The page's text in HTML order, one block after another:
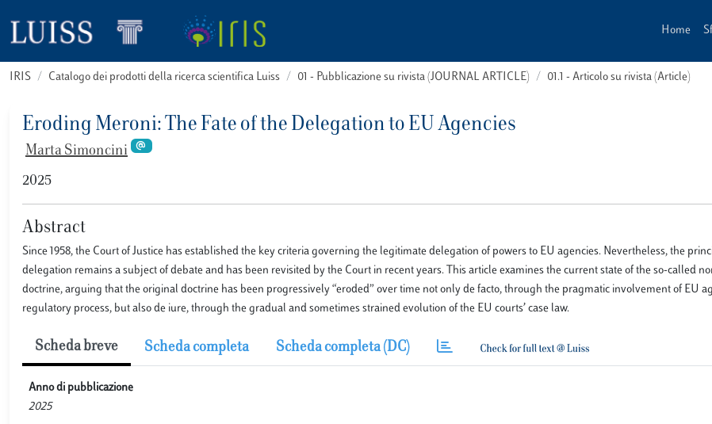
Home
IRIS Catalogo dei prodotti della ricerca scientifica Luiss 01 - Pubblicazione su rivista (JOURNAL ARTICLE) 01.1 - Articolo su rivista (Article)
Eroding Meroni: The Fate of the Delegation to EU Agencies
Marta Simoncini
2025
Abstract
Since 1958, the Court of Justice has established the key criteria governing the legitimate delegation of powers to EU agencies. Nevertheless, the
delegation remains a subject of debate and has been revisited by the Court in recent years. This article examines the current state of the so-called
doctrine, arguing that the original doctrine has been progressively “eroded” over time not only de facto, through the pragmatic involvement of EU
regulatory process, but also de iure, through the gradual and sometimes strained evolution of the EU courts’ case law.
Scheda breve Scheda completa Scheda completa (DC)
Anno di pubblicazione
2025